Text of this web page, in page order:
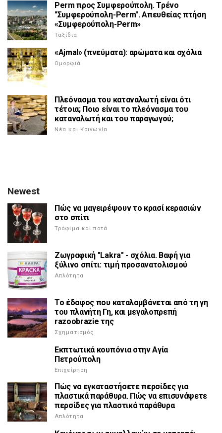
Perm προς Συμφερούπολη. Τρένο
"Συμφερούπολη-Perm". Απευθείας πτήση
«Συμφερούπολη-Perm»
Ταξίδια
«Ajmal» (πνεύματα): αρώματα και σχόλια
Ομορφιά
Πλεόνασμα του καταναλωτή είναι ότι
τέτοια; Ποιο είναι το πλεόνασμα του
καταναλωτή και του παραγωγού;
Νέα και Κοινωνία
Newest
Πώς να μαγειρέψουν το κρασί κερασιών
στο σπίτι
Τρόφιμα και ποτά
Ζωγραφική "Lakra" - σχόλια. Βαφή για
ξύλινο σπίτι: τιμή προσανατολισμού
Απλότητα
Το έδαφος που καταλαμβάνεται από τη γη
του πλανήτη Γη, και μεγαλοπρεπή
razoobrazie της
Σχηματισμός
Εκπτωτικά κουπόνια στην Αγία
Πετρούπολη
Επιχείρηση
Πώς να εγκαταστήσετε περσίδες για
πλαστικά παράθυρα. Πώς να επισυνάψετε
περσίδες για πλαστικά παράθυρα
Απλότητα